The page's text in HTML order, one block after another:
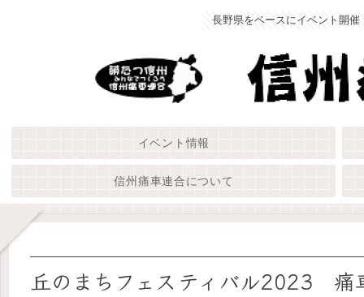
長野県をベースにイベント開
イベント情報
信州痛車連合について
丘のまちフェスティバル2023 痛